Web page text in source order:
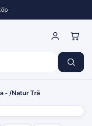
- /Natur Trä